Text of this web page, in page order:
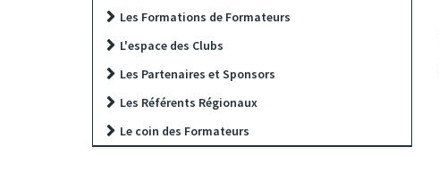
Les Formations de Formateurs
L'espace des Clubs
Les Partenaires et Sponsors
Les Référents Régionaux
Le coin des Formateurs